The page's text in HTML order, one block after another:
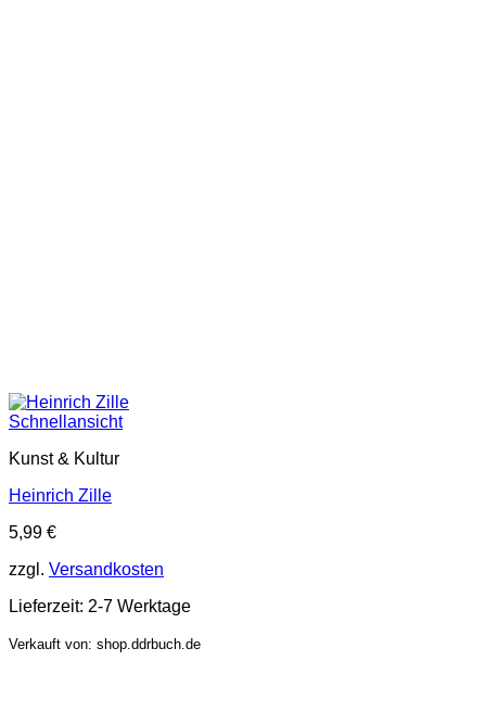
Schnellansicht
Kunst & Kultur
Heinrich Zille
5,99 €
zzgl. Versandkosten
Lieferzeit: 2-7 Werktage
Verkauft von: shop.ddrbuch.de